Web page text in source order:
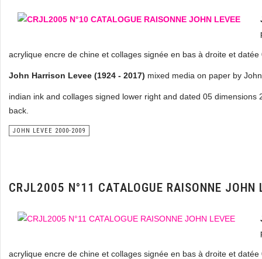
acrylique encre de chine et collages signée en bas à droite et
John Harrison Levee (1924 - 2017) mixed media on paper by
indian ink and collages signed lower right and dated 05
back.
JOHN LEVEE 2000-2009
CRJL2005 N°11 CATALOGUE RAISONNE JOHN
acrylique encre de chine et collages signée en bas à droite et